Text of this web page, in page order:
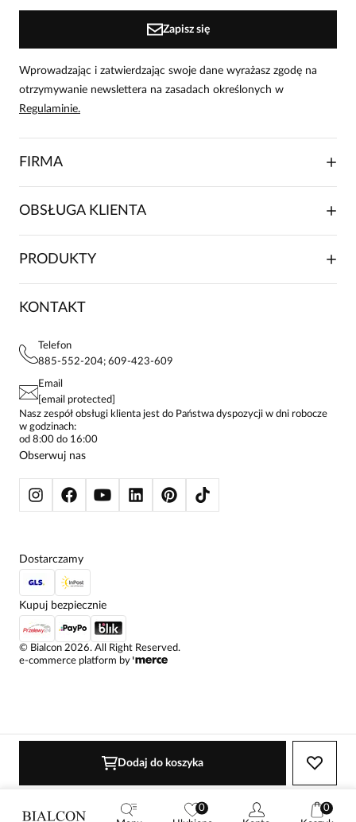
Dodaj do koszyka
Zapisz się
Wprowadzając i zatwierdzając swoje dane wyrażasz zgodę na
otrzymywanie newslettera na zasadach określonych w
Regulaminie.
FIRMA
O NAS
FRANCZYZA
KONTAKTY
OBSŁUGA KLIENTA
SKŁADANIE ZAMÓWIENIA
FAQ
POLITYKA PRYWATNOŚCI
STREFA STAŁEGO KLIENTA
PRODUKTY
SUKIENKI
KOSZULE DAMSKIE
SPODNIE DAMSKIE
ŻAKIETY I MARYNARKI
SWETRY
BLUZY
KONTAKT
Telefon
885-552-204; 609-423-609
Email
[email protected]
Nasz zespół obsługi klienta jest do Państwa dyspozycji w dni robocze
w godzinach:
od 8:00 do 16:00
Obserwuj nas
© Bialcon 2026. All Right Reserved.
e-commerce platform by
Dostarczamy
Kupuj bezpiecznie
0
0